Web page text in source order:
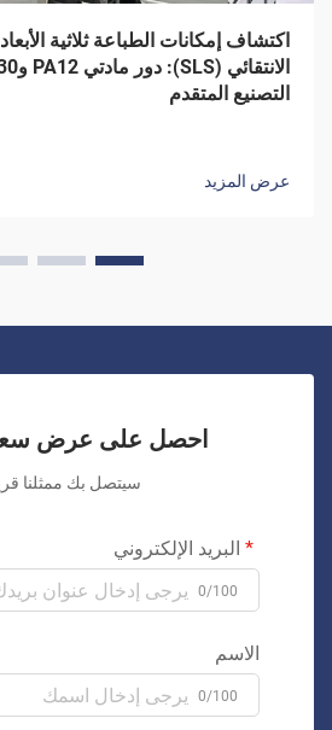
اكتشاف إمكانات الطباعة ثلاثية الأبعاد
التصنيع المتقدم
عرض المزيد
احصل على عرض
سيتصل بك ممثلنا
البريد الإلكتروني
0/100
الاسم
0/100